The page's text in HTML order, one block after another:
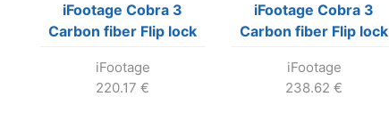
iFootage Cobra 3
Carbon fiber Flip lock
iFootage
220.17 €
iFootage Cobra 3
Carbon fiber Flip lock
C180F-P
iFootage
238.62 €